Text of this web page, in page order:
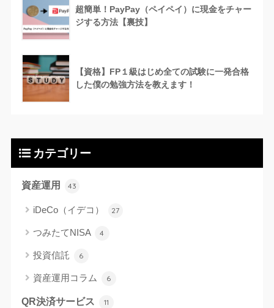
超簡単！PayPay（ペイペイ）に現金をチャー
ジする方法【裏技】
【資格】FP１級はじめ全ての試験に一発合格
した僕の勉強方法を教えます！
カテゴリー
資産運用 43
iDeCo（イデコ） 27
つみたてNISA 4
投資信託 6
資産運用コラム 6
QR決済サービス 11